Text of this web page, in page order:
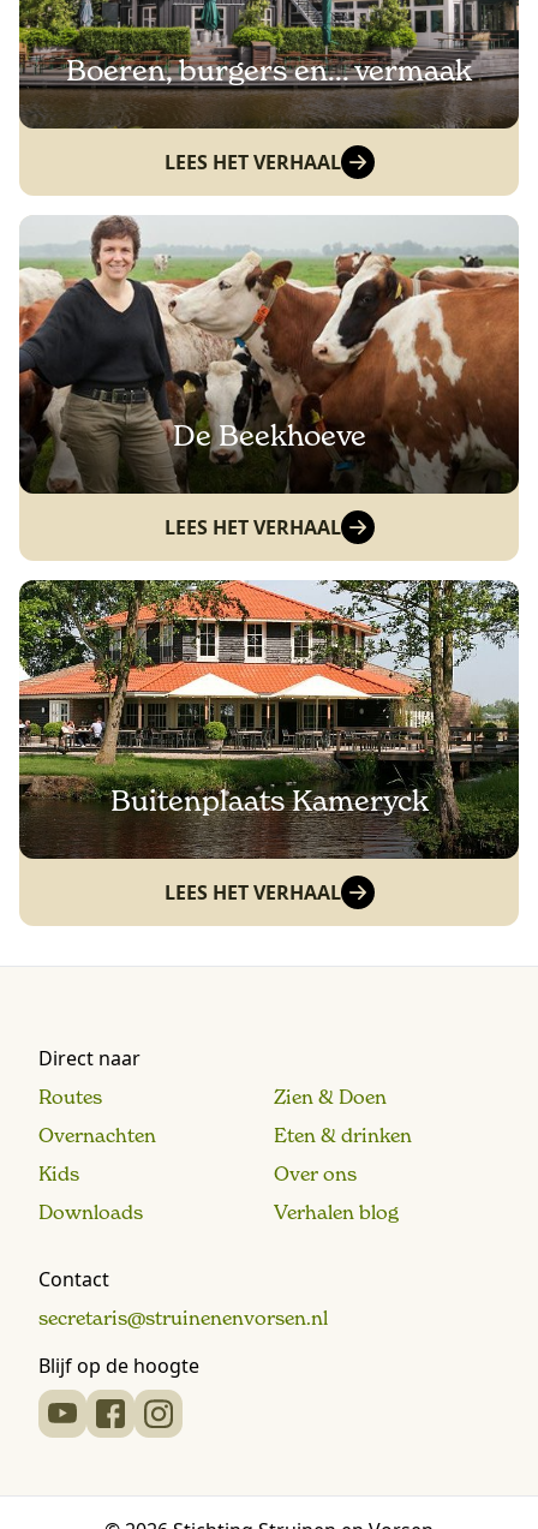
Boeren, burgers en... vermaak
LEES HET VERHAAL
De Beekhoeve
LEES HET VERHAAL
Buitenplaats Kameryck
LEES HET VERHAAL
Direct naar
Routes
Zien & Doen
Overnachten
Eten & drinken
Kids
Over ons
Downloads
Verhalen blog
Contact
secretaris@struinenenvorsen.nl
Blijf op de hoogte